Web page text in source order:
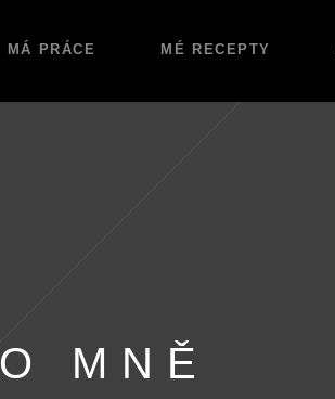
MÁ PRÁCE MÉ RECEPTY
O MNĚ